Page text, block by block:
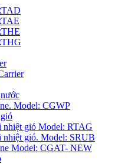
Model: CGWP
nhiệt gió Model: RTAG
nhiệt gió. Model: SRUB
Model: CGAT- NEW